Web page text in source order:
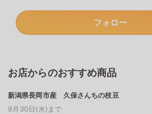
フォロー
お店からのおすすめ商品
新潟県長岡市産 久保さんちの枝豆
9月30日(水)まで